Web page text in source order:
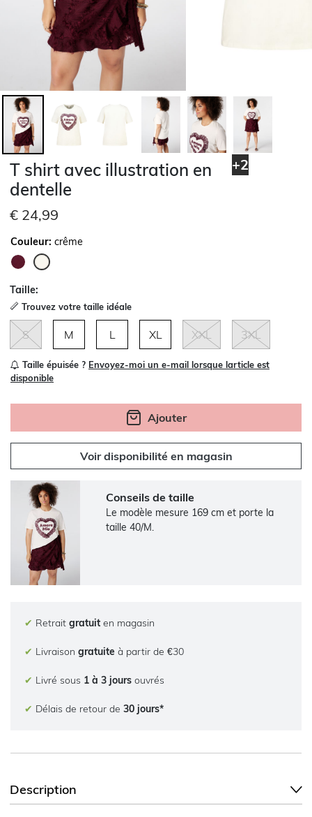
+2
T shirt avec illustration en
dentelle
€ 24,99
Couleur: crême
Taille:
Trouvez votre taille idéale
S M L XL XXL 3XL
Taille épuisée ? Envoyez-moi un e-mail lorsque larticle est
disponible
Ajouter
Voir disponibilité en magasin
Conseils de taille
Le modèle mesure 169 cm et porte la
taille 40/M.
✔ Retrait gratuit en magasin
✔ Livraison gratuite à partir de €30
✔ Livré sous 1 à 3 jours ouvrés
✔ Délais de retour de 30 jours*
Description